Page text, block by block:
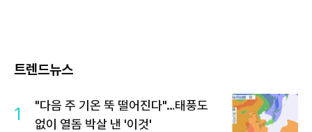
트렌드뉴스
1
"다음 주 기온 뚝 떨어진다"…태풍도
없이 열돔 박살 낸 '이것'